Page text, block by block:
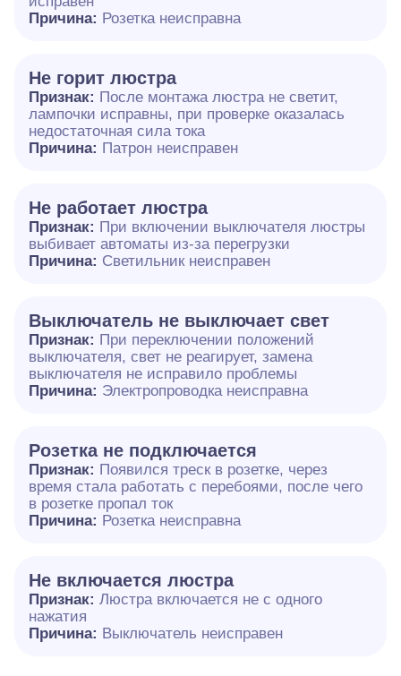
Причина: Розетка неисправна
Не горит люстра
Признак: После монтажа люстра не светит,
лампочки исправны, при проверке оказалась
недостаточная сила тока
Причина: Патрон неисправен
Не работает люстра
Признак: При включении выключателя люстры
выбивает автоматы из-за перегрузки
Причина: Светильник неисправен
Выключатель не выключает свет
Признак: При переключении положений
выключателя, свет не реагирует, замена
выключателя не исправило проблемы
Причина: Электропроводка неисправна
Розетка не подключается
Признак: Появился треск в розетке, через
время стала работать с перебоями, после чего
в розетке пропал ток
Причина: Розетка неисправна
Не включается люстра
Признак: Люстра включается не с одного
нажатия
Причина: Выключатель неисправен